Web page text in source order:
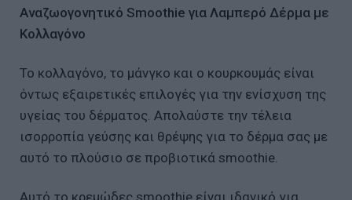
Αναζωογονητικό Smoothie για Λαμπερό Δέρμα με
Κολλαγόνο
Το κολλαγόνο, το μάνγκο και ο κουρκουμάς είναι
όντως εξαιρετικές επιλογές για την ενίσχυση της
υγείας του δέρματος. Απολαύστε την τέλεια
ισορροπία γεύσης και θρέψης για το δέρμα σας με
αυτό το πλούσιο σε προβιοτικά smoothie.